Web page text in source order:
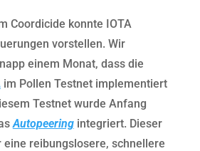
Coordicide konnte IOTA
vorstellen. Wir
einem Monat, dass die
im Pollen Testnet implementiert
Testnet wurde Anfang
Autopeeringintegriert. Dieser
eine reibungslosere, schnellere